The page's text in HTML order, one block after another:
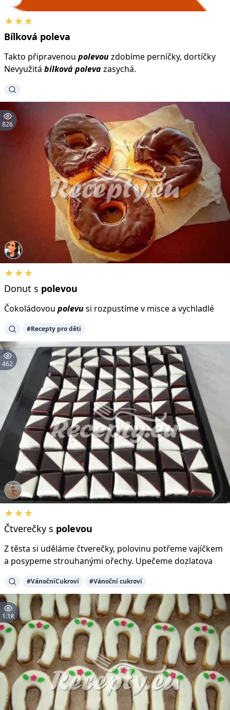
★★★
Bílková poleva
Takto připravenou polevouzdobíme perníčky, dortíčky
Nevyužitá bílkovápolevazasychá.
826
★★★
Donut s polevou
Čokoládovou polevusi rozpustíme v misce a vychladlé
#Recepty pro děti
462
★★★
Čtverečky s polevou
Z těsta si uděláme čtverečky, polovinu potřeme vajíčkem
a posypeme strouhanými ořechy. Upečeme dozlatova
#VánočníCukroví #Vánoční cukroví
1.1K